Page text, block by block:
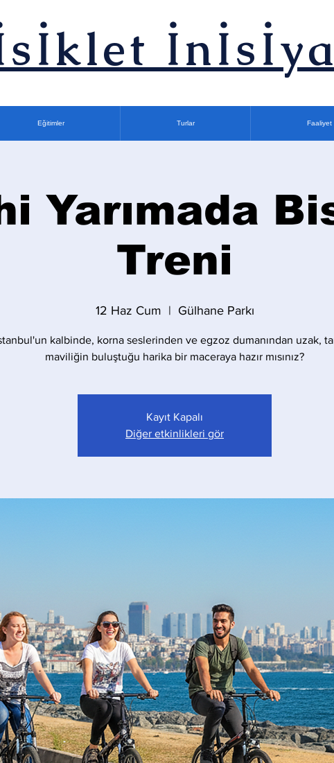
Eğitimler Turlar Faaliyet
Yarımada
Treni
12 Haz Cum
  |
Gülhane Parkı
kalbinde, korna seslerinden ve egzoz dumanından uzak,
maviliğin buluştuğu harika bir maceraya hazır mısınız?
Kayıt Kapalı
Diğer etkinlikleri gör